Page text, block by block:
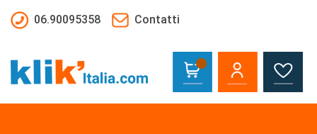
06.90095358
Contatti